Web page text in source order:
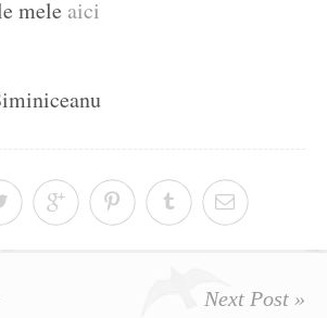
mele aici
Next Post »